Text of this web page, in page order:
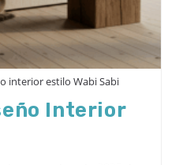
interior estilo Wabi Sabi
Interior